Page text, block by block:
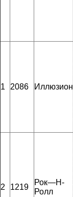
1 2086 Иллюзион
2 1219
Рок—Н-
Ролл